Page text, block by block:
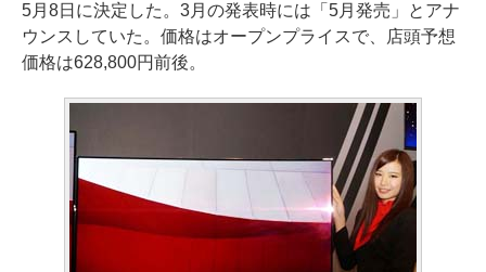
5月8日に決定した。3月の発表時には「5月発売」とアナ
ウンスしていた。価格はオープンプライスで、店頭予想
価格は628,800円前後。